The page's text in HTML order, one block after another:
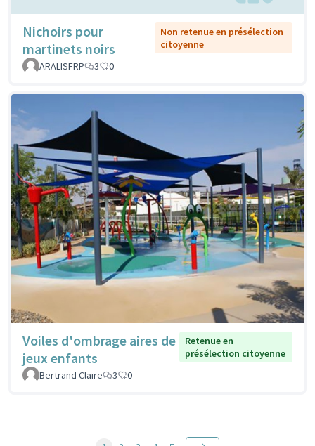
Nichoirs pour
martinets noirs
Non retenue en présélection
citoyenne
ARALISFRP
3 0
Voiles d'ombrage aires de
jeux enfants
Retenue en
présélection citoyenne
Bertrand Claire
3 0